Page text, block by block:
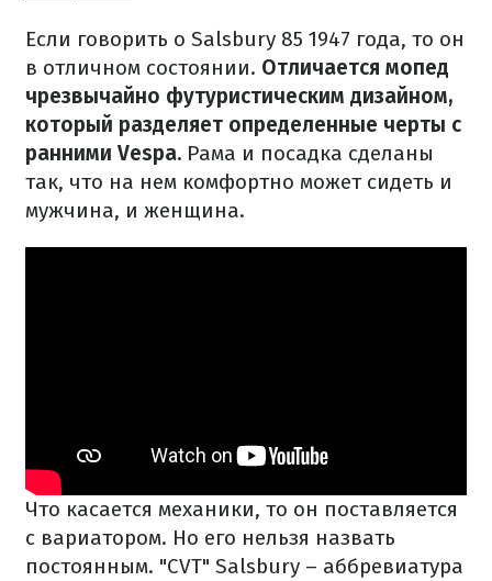
Если говорить о Salsbury 85 1947 года, то он
в отличном состоянии. Отличается мопед
чрезвычайно футуристическим дизайном,
который разделяет определенные черты с
ранними Vespa. Рама и посадка сделаны
так, что на нем комфортно может сидеть и
мужчина, и женщина.
Что касается механики, то он поставляется
с вариатором. Но его нельзя назвать
постоянным. "CVT" Salsbury – аббревиатура